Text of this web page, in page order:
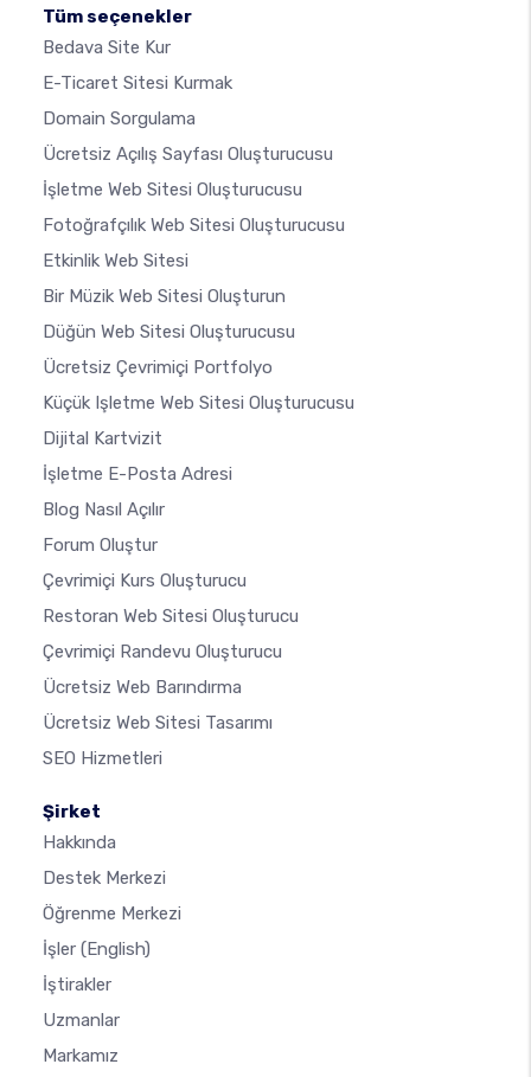
Tüm seçenekler
Bedava Site Kur
E-Ticaret Sitesi Kurmak
Domain Sorgulama
Ücretsiz Açılış Sayfası Oluşturucusu
İşletme Web Sitesi Oluşturucusu
Fotoğrafçılık Web Sitesi Oluşturucusu
Etkinlik Web Sitesi
Bir Müzik Web Sitesi Oluşturun
Düğün Web Sitesi Oluşturucusu
Ücretsiz Çevrimiçi Portfolyo
Küçük Işletme Web Sitesi Oluşturucusu
Dijital Kartvizit
İşletme E-Posta Adresi
Blog Nasıl Açılır
Forum Oluştur
Çevrimiçi Kurs Oluşturucu
Restoran Web Sitesi Oluşturucu
Çevrimiçi Randevu Oluşturucu
Ücretsiz Web Barındırma
Ücretsiz Web Sitesi Tasarımı
SEO Hizmetleri
Şirket
Hakkında
Destek Merkezi
Öğrenme Merkezi
İşler (English)
İştirakler
Uzmanlar
Markamız